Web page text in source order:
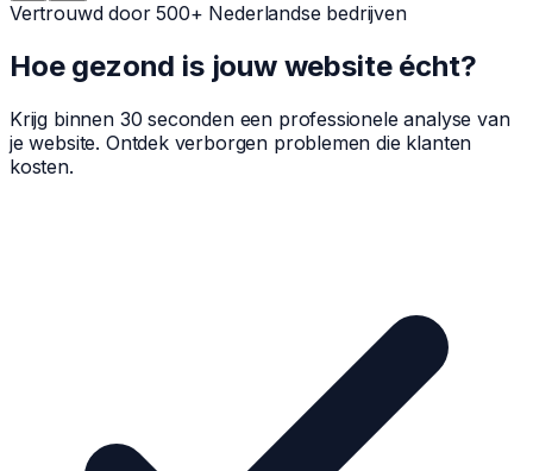
Vertrouwd door 500+ Nederlandse bedrijven
Hoe gezond is jouw website écht?
Krijg binnen 30 seconden een professionele analyse van
je website. Ontdek verborgen problemen die klanten
kosten.